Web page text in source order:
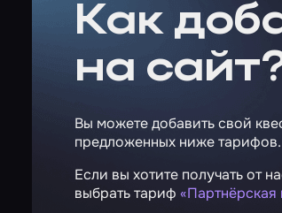
Как
на
Вы можете добавить свой
предложенных ниже тарифов.
Если вы хотите получать от
выбрать тариф